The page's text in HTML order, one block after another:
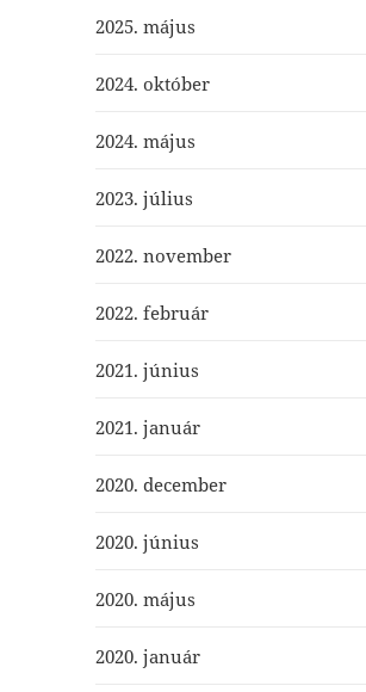
2025. május
2024. október
2024. május
2023. július
2022. november
2022. február
2021. június
2021. január
2020. december
2020. június
2020. május
2020. január